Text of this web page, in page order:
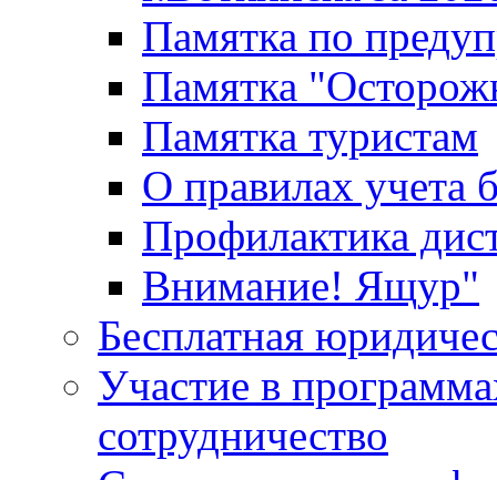
Памятка по
Памятка
Памятка туристам
О правилах учета
Профилактика
Внимание! Ящур"
Бесплатная
Участие в
сотрудничество